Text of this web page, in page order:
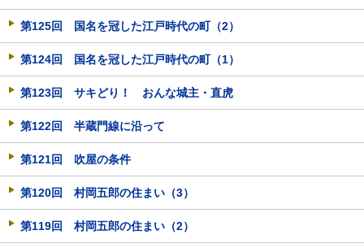
第125回 国名を冠した江戸時代の町（2）
第124回 国名を冠した江戸時代の町（1）
第123回 サキどり！ おんな城主・直虎
第122回 半蔵門線に沿って
第121回 吹屋の条件
第120回 村岡五郎の住まい（3）
第119回 村岡五郎の住まい（2）